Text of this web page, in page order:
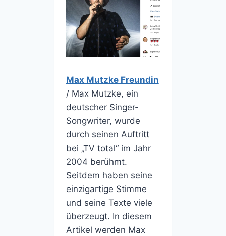
Max Mutzke Freundin
/ Max Mutzke, ein
deutscher Singer-
Songwriter, wurde
durch seinen Auftritt
bei „TV total“ im Jahr
2004 berühmt.
Seitdem haben seine
einzigartige Stimme
und seine Texte viele
überzeugt. In diesem
Artikel werden Max